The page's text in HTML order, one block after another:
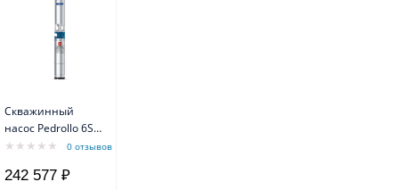
Скважинный
насос Pedrollo 6SR
12/18-PD с
двигателем 6PD
0 отзывов
242 577 ₽